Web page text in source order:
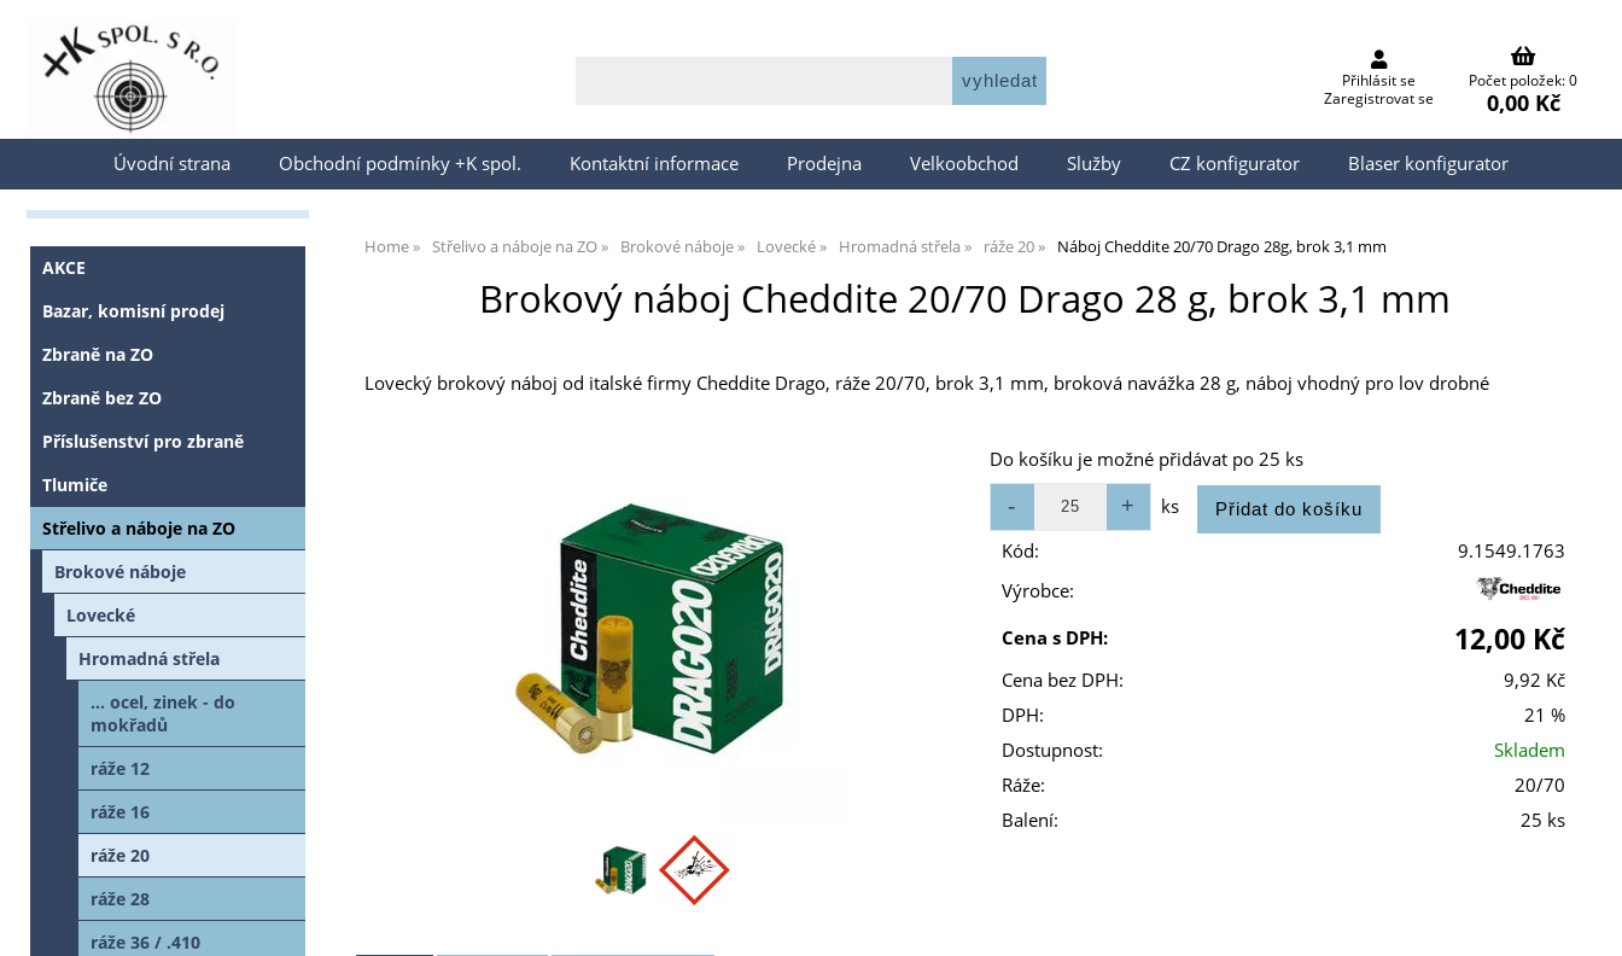
Přihlásit se
Přihlásit se
Zaregistrovat se
Počet položek: 0
0,00 Kč
Úvodní strana Obchodní podmínky +K spol. Kontaktní informace Prodejna Velkoobchod Služby CZ konfigurator Blaser konfigurator
Home Střelivo a náboje na ZO Brokové náboje Lovecké Hromadná střela ráže 20 Náboj Cheddite 20/70 Drago 28g, brok 3,1 mm
Brokový náboj Cheddite 20/70 Drago 28 g, brok 3,1 mm
Lovecký brokový náboj od italské firmy Cheddite Drago, ráže 20/70, brok 3,1 mm, broková navážka 28 g, náboj vhodný pro lov drobné
Do košíku je možné přidávat po 25 ks
ks
Kód:
9.1549.1763
Výrobce:
Cena s DPH:
12,00 Kč
Cena bez DPH:
9,92 Kč
DPH:
21 %
Dostupnost:
Skladem
Ráže:
20/70
Balení:
25 ks
AKCE
Bazar, komisní prodej
Zbraně na ZO
Zbraně bez ZO
Příslušenství pro zbraně
Tlumiče
Střelivo a náboje na ZO
Brokové náboje
Lovecké
Hromadná střela
... ocel, zinek - do
mokřadů
ráže 12
ráže 16
ráže 20
ráže 28
ráže 36 / .410